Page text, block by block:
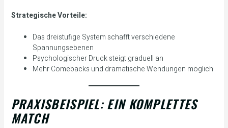
Strategische Vorteile:
Das dreistufige System schafft verschiedene
Spannungsebenen
Psychologischer Druck steigt graduell an
Mehr Comebacks und dramatische Wendungen möglich
PRAXISBEISPIEL: EIN KOMPLETTES
MATCH